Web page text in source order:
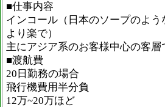
■仕事内容
インコール（日本のソープのよ
より楽で）
主にアジア系のお客様中心の客層
■渡航費
20日勤務の場合
飛行機費用半分負
12万~20万ほど